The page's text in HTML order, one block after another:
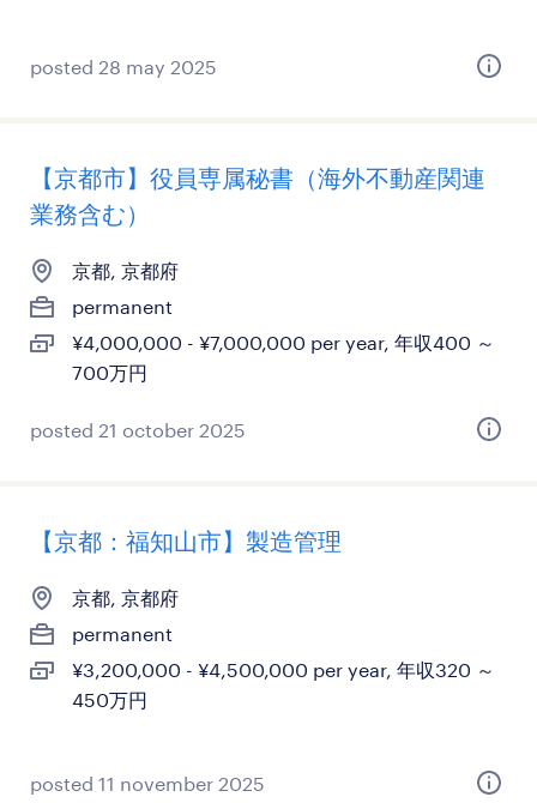
posted 28 may 2025
【京都市】役員専属秘書（海外不動産関連
業務含む）
京都, 京都府
permanent
¥4,000,000 - ¥7,000,000 per year, 年収400 ～
700万円
posted 21 october 2025
【京都：福知山市】製造管理
京都, 京都府
permanent
¥3,200,000 - ¥4,500,000 per year, 年収320 ～
450万円
posted 11 november 2025